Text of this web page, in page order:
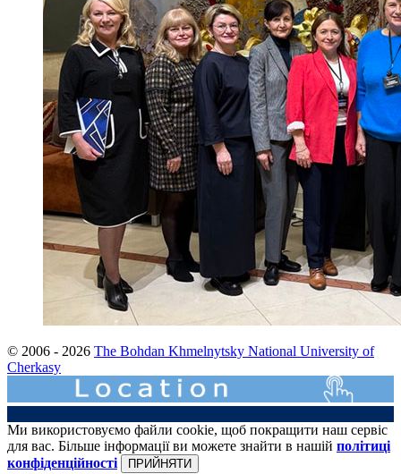
© 2006 - 2026 The Bohdan Khmelnytsky National University of
Cherkasy
Ми використовуємо файли cookie, щоб покращити наш сервіс
для вас. Більше інформації ви можете знайти в нашій політиці
конфіденційності
ПРИЙНЯТИ